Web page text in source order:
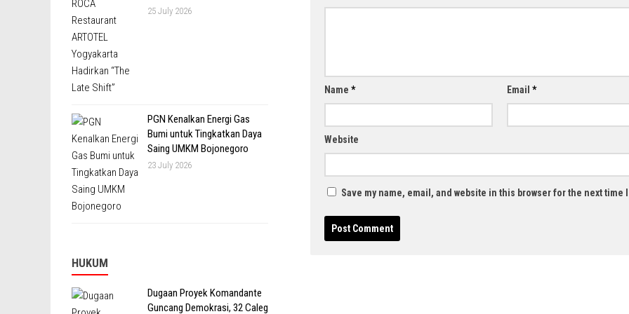
Name * Email *
Website
Save my name, email, and website in this browser for the next time
25 July 2026
PGN Kenalkan Energi Gas
Bumi untuk Tingkatkan Daya
Saing UMKM Bojonegoro
23 July 2026
HUKUM
Dugaan Proyek Komandante
Guncang Demokrasi, 32 Caleg